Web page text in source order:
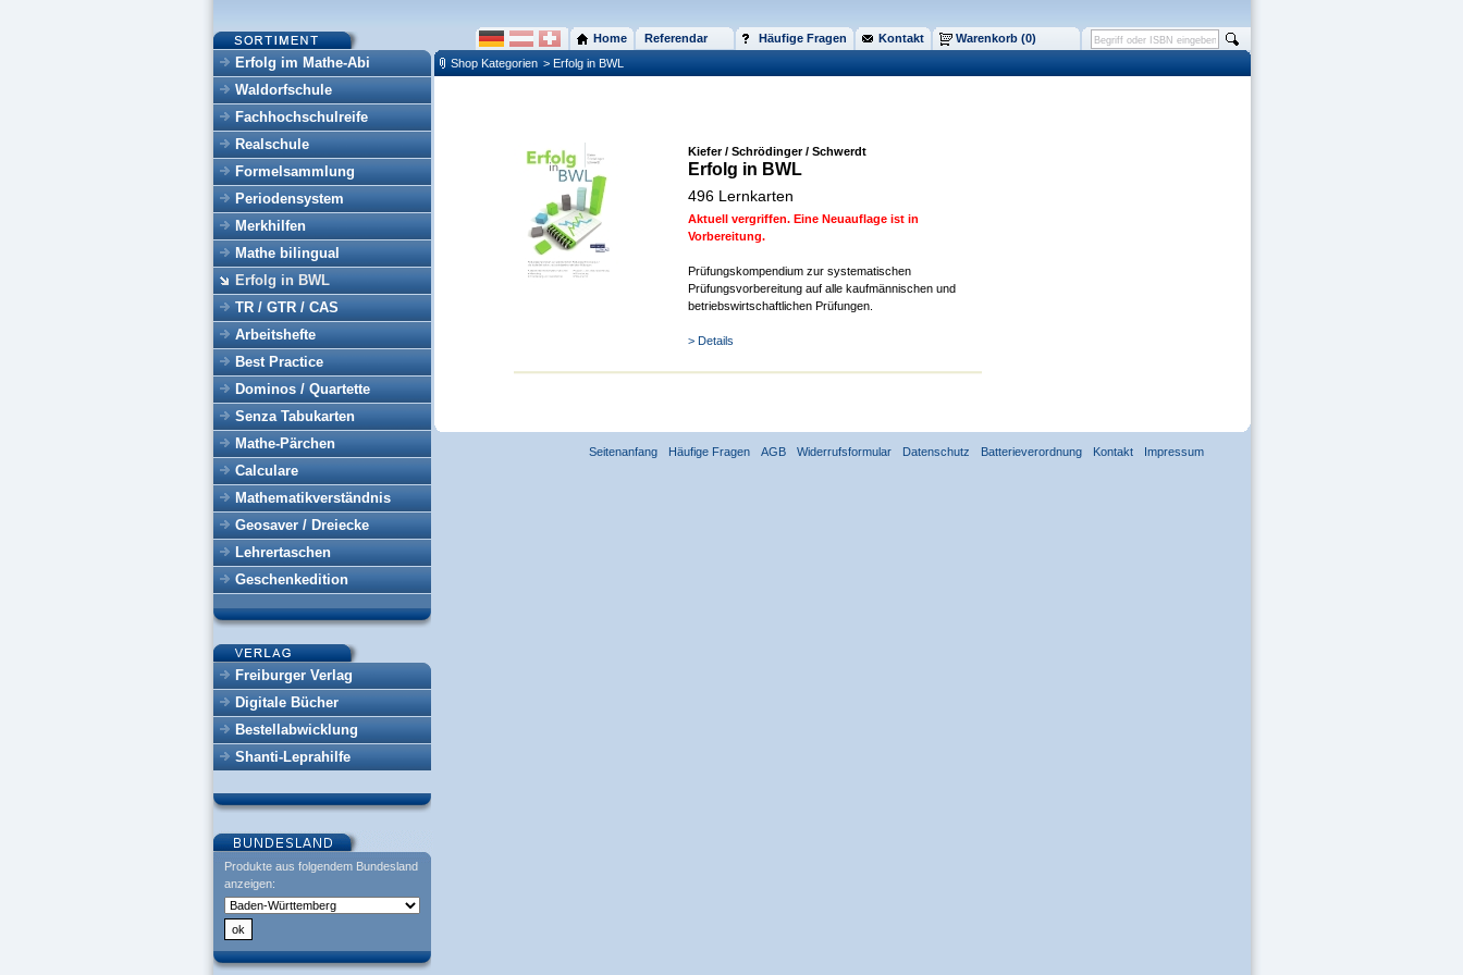
Erfolg im Mathe-Abi
Waldorfschule
Fachhochschulreife
Realschule
Formelsammlung
Periodensystem
Merkhilfen
Mathe bilingual
Erfolg in BWL
TR / GTR / CAS
Arbeitshefte
Best Practice
Dominos / Quartette
Senza Tabukarten
Mathe-Pärchen
Calculare
Mathematikverständnis
Geosaver / Dreiecke
Lehrertaschen
Geschenkedition
Freiburger Verlag
Digitale Bücher
Bestellabwicklung
Shanti-Leprahilfe
Produkte aus folgendem Bundesland
anzeigen:
Home Referendar Häufige Fragen Kontakt
Warenkorb (0)
Shop Kategorien > Erfolg in BWL
Kiefer / Schrödinger / Schwerdt
Erfolg in BWL
496 Lernkarten
Aktuell vergriffen. Eine Neuauflage ist in
Vorbereitung.
Prüfungskompendium zur systematischen
Prüfungsvorbereitung auf alle kaufmännischen und
betriebswirtschaftlichen Prüfungen.
> Details
Seitenanfang Häufige Fragen AGB Widerrufsformular Datenschutz Batterieverordnung Kontakt Impressum